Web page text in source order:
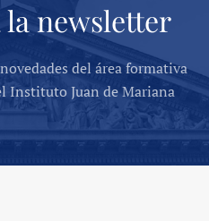
la newsletter
del área formativa
Instituto Juan de Mariana